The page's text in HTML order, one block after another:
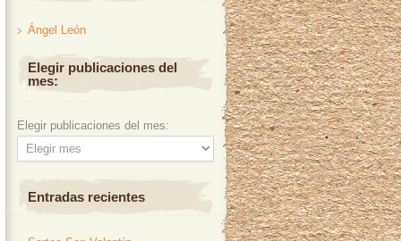
Ángel León
Elegir publicaciones del
mes:
Elegir publicaciones del mes:
Entradas recientes